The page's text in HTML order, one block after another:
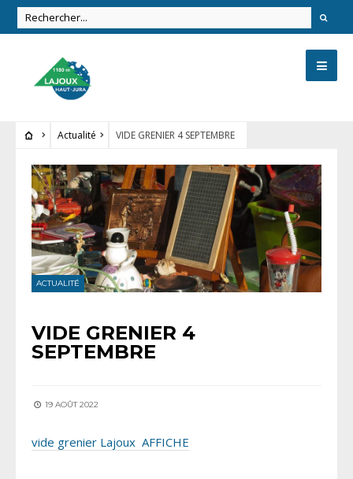
Actualité VIDE GRENIER 4 SEPTEMBRE
ACTUALITÉ
VIDE GRENIER 4
SEPTEMBRE
19 AOÛT 2022
vide grenier Lajoux AFFICHE